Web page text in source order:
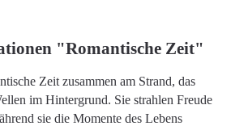
"Romantische Zeit"
Zeit zusammen am Strand, das
im Hintergrund. Sie strahlen Freude
sie die Momente des Lebens